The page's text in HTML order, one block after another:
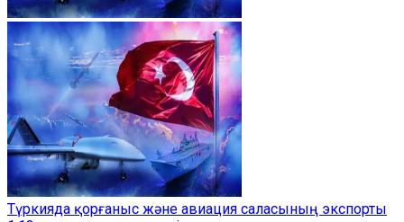
Түркияда қорғаныс және авиация саласының экспорты